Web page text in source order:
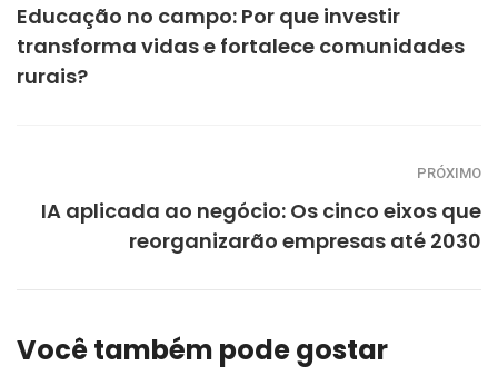
Educação no campo: Por que investir
transforma vidas e fortalece comunidades
rurais?
PRÓXIMO
IA aplicada ao negócio: Os cinco eixos que
reorganizarão empresas até 2030
Você também pode gostar